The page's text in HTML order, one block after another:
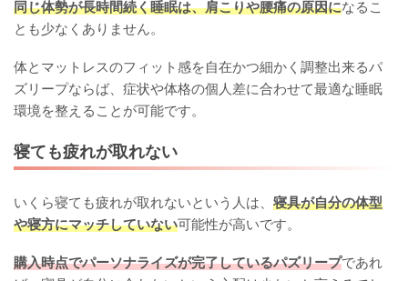
同じ体勢が長時間続く睡眠は、肩こりや腰痛の原因になるこ
とも少なくありません。
体とマットレスのフィット感を自在かつ細かく調整出来るパ
ズリープならば、症状や体格の個人差に合わせて最適な睡眠
環境を整えることが可能です。
寝ても疲れが取れない
いくら寝ても疲れが取れないという人は、 寝具が自分の体型
や寝方にマッチしていない可能性が高いです。
購入時点でパーソナライズが完了しているパズリープであれ